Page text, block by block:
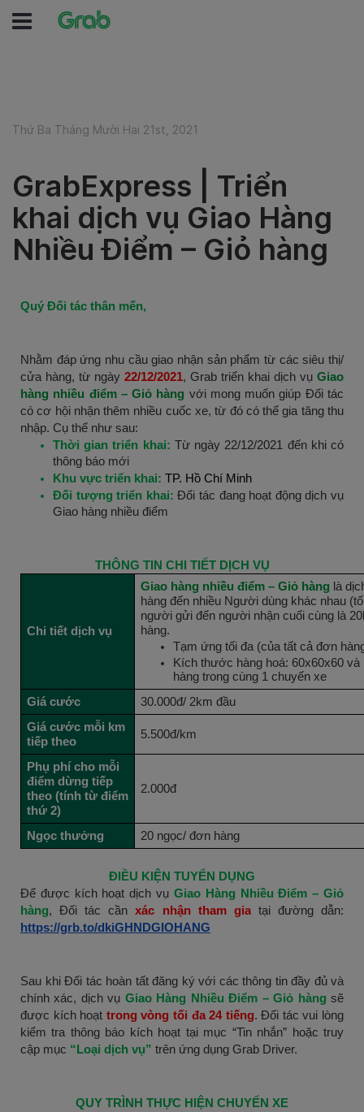
Thứ Ba Tháng Mười Hai 21st, 2021
GrabExpress | Triển
khai dịch vụ Giao Hàng
Nhiều Điểm – Giỏ hàng
Quý Đối tác thân mến,
Nhằm đáp ứng nhu cầu giao nhận sản phẩm từ các siêu thị/
cửa hàng, từ ngày 22/12/2021, Grab triển khai dịch vụ Giao
hàng nhiều điểm – Giỏ hàng với mong muốn giúp Đối tác
có cơ hội nhận thêm nhiều cuốc xe, từ đó có thể gia tăng thu
nhập. Cụ thể như sau:
Thời gian triển khai: Từ ngày 22/12/2021 đến khi có
thông báo mới
Khu vực triển khai: TP. Hồ Chí Minh
Đối tượng triển khai:Đối tác đang hoạt động dịch vụ
Giao hàng nhiều điểm
THÔNG TIN CHI TIẾT DỊCH VỤ
Chi tiết dịch vụ
Giao hàng nhiều điểm – Giỏ hàng là
hàng đến nhiều Người dùng khác nhau
người gửi đến người nhận cuối cùng là
hàng.
Tạm ứng tối đa (của tất cả đơn
Kích thước hàng hoá: 60x60x60 và
hàng trong cùng 1 chuyến xe
Giá cước
30.000đ/ 2km đầu
Giá cước mỗi km
tiếp theo
5.500đ/km
Phụ phí cho mỗi
điểm dừng tiếp
theo (tính từ điểm
thứ 2)
2.000đ
Ngọc thưởng 20 ngọc/ đơn hàng
ĐIỀU KIỆN TUYỂN DỤNG
Để được kích hoạt dịch vụ Giao Hàng Nhiều Điểm – Giỏ
hàng, Đối tác cầnxác nhận tham giatại đường dẫn:
https://grb.to/dkiGHNDGIOHANG
Sau khi Đối tác hoàn tất đăng ký với các thông tin đầy đủ và
chính xác, dịch vụ Giao Hàng Nhiều Điểm – Giỏ hàng sẽ
được kích hoạt trong vòng tối đa 24 tiếng. Đối tác vui lòng
kiểm tra thông báo kích hoạt tại mục “Tin nhắn” hoặc truy
cập mục “Loại dịch vụ” trên ứng dụng Grab Driver.
QUY TRÌNH THỰC HIỆN CHUYẾN XE